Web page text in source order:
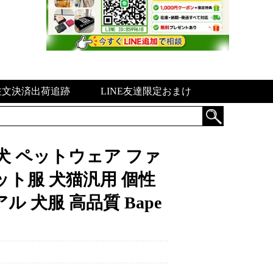
文決済出荷追跡 LINE友達限定おまけ
ペットウェア ファ
ト服 犬猫汎用 個性
犬服 高品質 Bape